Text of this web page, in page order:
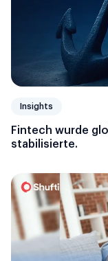
Insights
Fintech wurde
stabilisierte.